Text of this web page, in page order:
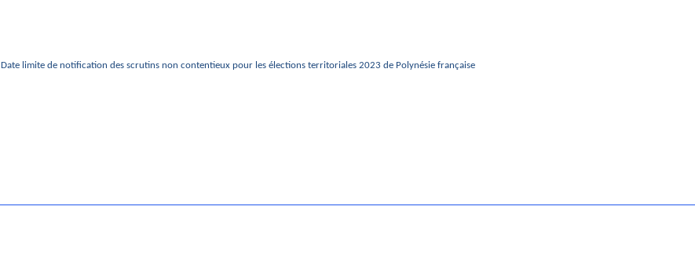
Date limite de notification des scrutins non contentieux pour les élections territoriales 2023 de Polynésie française